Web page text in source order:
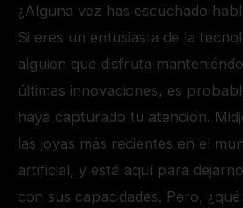
¿Alguna vez has escuchado
Si eres un entusiasta de la
alguien que disfruta
últimas innovaciones, es
haya capturado tu atención.
las joyas más recientes en el
artificial, y está aquí para
con sus capacidades. Pero,